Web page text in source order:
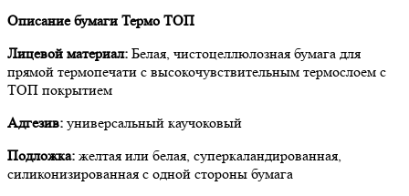
Описание бумаги Термо ТОП
Лицевой материал: Белая, чистоцеллюлозная бумага для
прямой термопечати с высокочувствительным термослоем с
ТОП покрытием
Адгезив: универсальный каучоковый
Подложка: желтая или белая, суперкаландированная,
силиконизированная с одной стороны бумага